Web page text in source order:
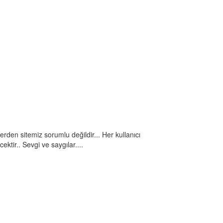
sitemiz sorumlu değildir... Her kullanıcı
Sevgi ve saygılar....